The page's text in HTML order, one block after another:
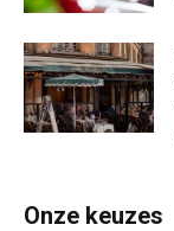
Onze keuzes